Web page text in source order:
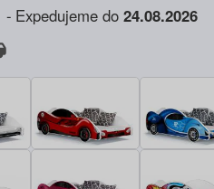
Expedujeme do 24.08.2026